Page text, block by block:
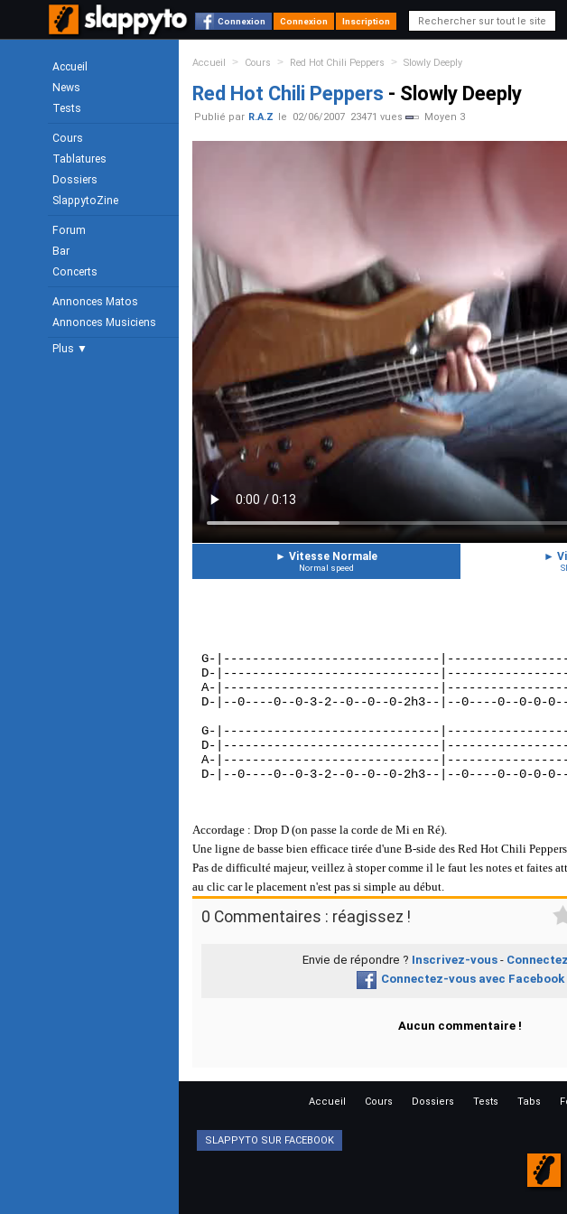
Connexion Connexion Inscription
Accueil
News
Tests
Cours
Tablatures
Dossiers
SlappytoZine
Forum
Bar
Concerts
Annonces Matos
Annonces Musiciens
Plus ▼
Accueil > Cours > Red Hot Chili Peppers > Slowly Deeply
Red Hot Chili Peppers - Slowly Deeply
Publié par R.A.Z le 02/06/2007 23471 vues Moyen 3
► Vitesse Normale
Normal speed
►
G-|------------------------------
D-|------------------------------
A-|------------------------------
D-|--0----0--0-3-2--0--0--0-2h3--|--0----0--0-0-
G-|------------------------------
D-|------------------------------
A-|------------------------------
D-|--0----0--0-3-2--0--0--0-2h3--|--0----0--0-0-
Accordage : Drop D (on passe la corde de Mi en Ré).
Une ligne de basse bien efficace tirée d'une B-side des Red Hot Chili
Pas de difficulté majeur, veillez à stoper comme il le faut les notes et faites
au clic car le placement n'est pas si simple au début.
0 Commentaires : réagissez !
Envie de répondre ? Inscrivez-vous -
Connectez-vous avec Facebook
Aucun commentaire !
Accueil Cours Dossiers Tests Tabs
SLAPPYTO SUR FACEBOOK